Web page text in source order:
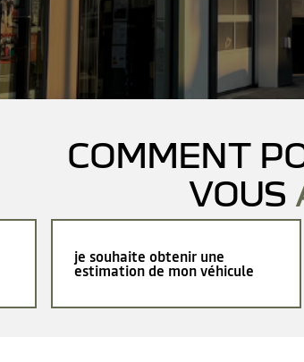
COMMENT
VOUS
je souhaite obtenir une
estimation de mon véhicule